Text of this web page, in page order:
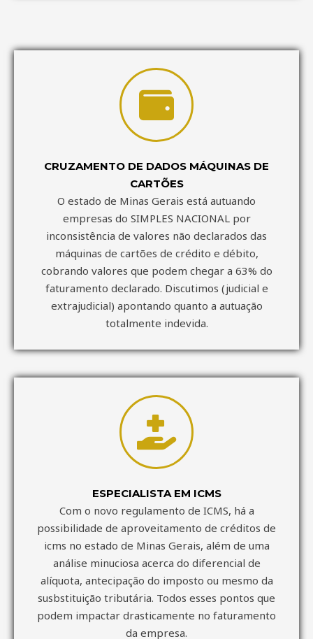
CRUZAMENTO DE DADOS MÁQUINAS DE
CARTÕES
O estado de Minas Gerais está autuando
empresas do SIMPLES NACIONAL por
inconsistência de valores não declarados das
máquinas de cartões de crédito e débito,
cobrando valores que podem chegar a 63% do
faturamento declarado. Discutimos (judicial e
extrajudicial) apontando quanto a autuação
totalmente indevida.
ESPECIALISTA EM ICMS
Com o novo regulamento de ICMS, há a
possibilidade de aproveitamento de créditos de
icms no estado de Minas Gerais, além de uma
análise minuciosa acerca do diferencial de
alíquota, antecipação do imposto ou mesmo da
susbstituição tributária. Todos esses pontos que
podem impactar drasticamente no faturamento
da empresa.